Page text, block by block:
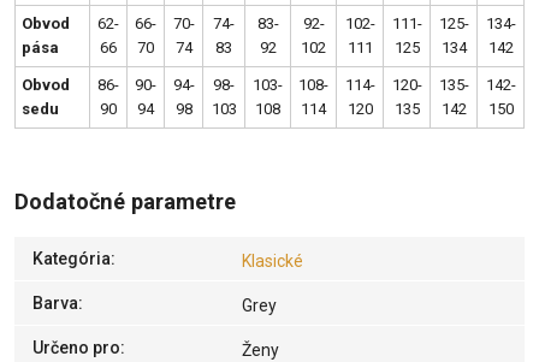
Obvod
pása
62-
66
66-
70
70-
74
74-
83
83-
92
92-
102
102-
111
111-
125
125-
134
134-
142
Obvod
sedu
86-
90
90-
94
94-
98
98-
103
103-
108
108-
114
114-
120
120-
135
135-
142
142-
150
Dodatočné parametre
Kategória: Klasické
Barva: Grey
Určeno pro: Ženy